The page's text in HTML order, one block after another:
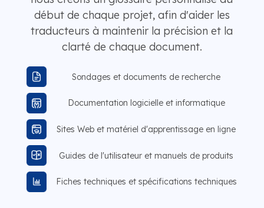
début de chaque projet, afin d'aider les
traducteurs à maintenir la précision et la
clarté de chaque document.
Sondages et documents de recherche
Documentation logicielle et informatique
Sites Web et matériel d'apprentissage en ligne
Guides de l'utilisateur et manuels de produits
Fiches techniques et spécifications techniques